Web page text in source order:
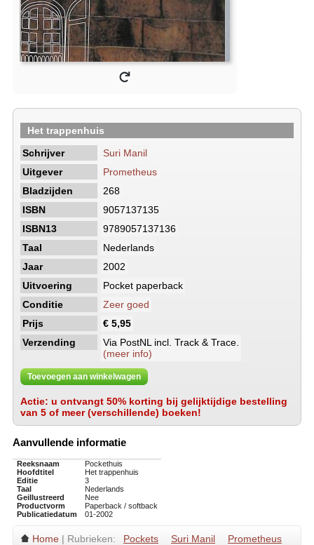
Het trappenhuis
Schrijver
Suri Manil
Uitgever
Prometheus
Bladzijden
268
ISBN
9057137135
ISBN13
9789057137136
Taal
Nederlands
Jaar
2002
Uitvoering
Pocket paperback
Conditie
Zeer goed
Prijs
€ 5,95
Verzending
Via PostNL incl. Track & Trace.
(meer info)
Toevoegen aan winkelwagen
Actie: u ontvangt 50% korting bij gelijktijdige bestelling
van 5 of meer (verschillende) boeken!
Aanvullende informatie
Reeksnaam
Pockethuis
Hoofdtitel
Het trappenhuis
Editie
3
Taal
Nederlands
Geillustreerd
Nee
Productvorm
Paperback / softback
Publicatiedatum
01-2002
Home | Rubrieken: Pockets Suri Manil Prometheus